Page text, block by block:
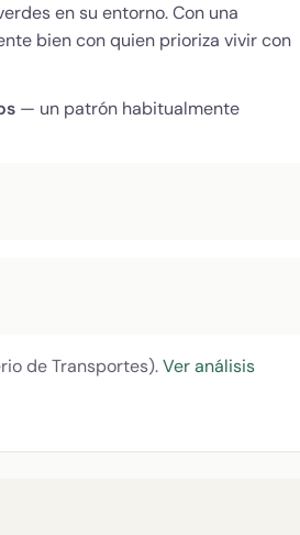
en su entorno. Con una
bien con quien prioriza vivir con
— un patrón habitualmente
de Transportes).Ver análisis